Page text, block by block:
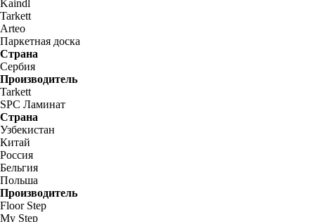
Kaindl
Tarkett
Arteo
Паркетная доска
Страна
Сербия
Производитель
Tarkett
SPC Ламинат
Страна
Узбекистан
Китай
Россия
Бельгия
Польша
Производитель
Floor Step
My Step